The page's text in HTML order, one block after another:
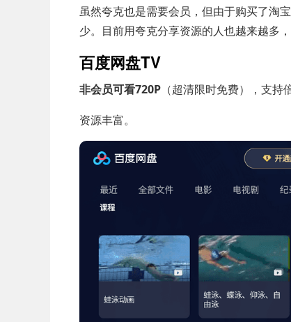
虽然夸克也是需要会员，但由于购买了淘
少。目前用夸克分享资源的人也越来越多，
百度网盘TV
非会员可看720P （超清限时免费），支持
资源丰富。